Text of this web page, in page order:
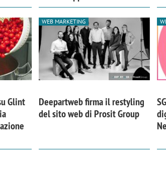
Glint
WEB MARKETING
Deepartweb firma il restyling
del sito web di Prosit Group